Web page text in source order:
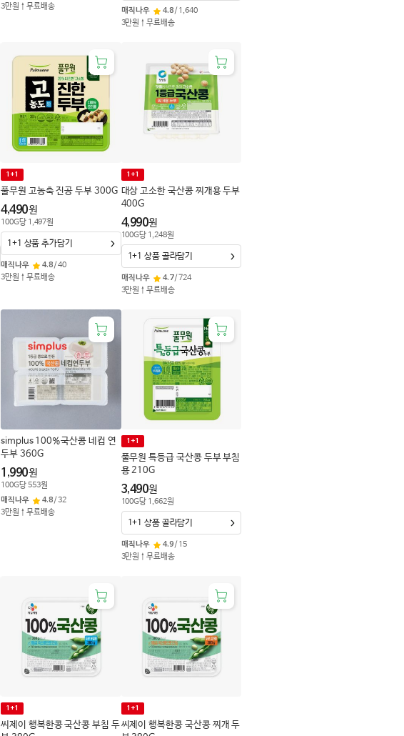
3만원↑무료배송
매직나우 4.8 / 1,640
3만원↑무료배송
풀무원 고농축 진공 두부 300G
1+1
4,490원
100G당 1,497원
매직나우 4.8/40
3만원↑무료배송
1+1 상품 추가담기
대상 고소한 국산콩 찌개용 두부
400G
1+1
4,990원
100G당 1,248원
매직나우 4.7/724
3만원↑무료배송
1+1 상품 골라담기
simplus 100%국산콩 네컵 연
두부 360G
1,990원
100G당553원
매직나우
4.8/32
3만원↑무료배송
풀무원 특등급 국산콩 두부 부침
용 210G
1+1
3,490원
100G당 1,662원
매직나우 4.9 / 15
3만원↑무료배송
1+1 상품 골라담기
씨제이 행복한콩 국산콩 부침 두
1+1
씨제이 행복한콩 국산콩 찌개 두
1+1